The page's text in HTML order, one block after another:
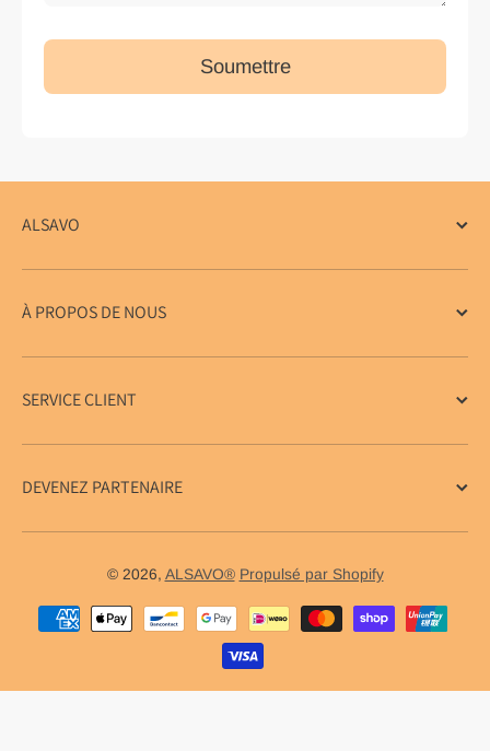
Soumettre
ALSAVO
À PROPOS DE NOUS
SERVICE CLIENT
DEVENEZ PARTENAIRE
© 2026, ALSAVO® Propulsé par Shopify
Méthodes de paiement